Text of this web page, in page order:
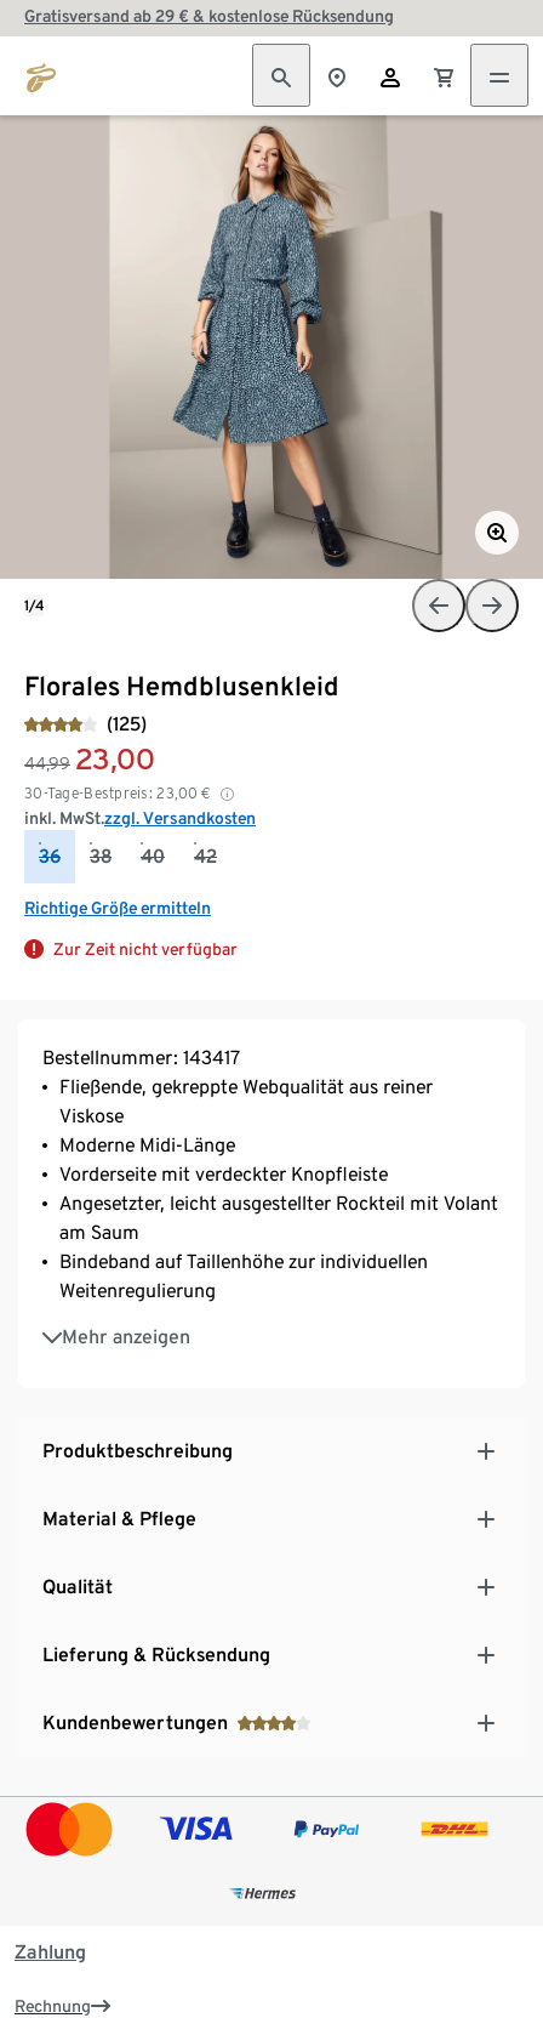
Gratisversand ab 29 € & kostenlose Rücksendung
Florales Hemdblusenkleid
(125)
44,99 23,00
30-Tage-Bestpreis: 23,00 €
inkl. MwSt.zzgl. Versandkosten
36 38 40 42
Richtige Größe ermitteln
Zur Zeit nicht verfügbar
1/4
Bestellnummer: 143417
Fließende, gekreppte Webqualität aus reiner
Viskose
Moderne Midi-Länge
Vorderseite mit verdeckter Knopfleiste
Angesetzter, leicht ausgestellter Rockteil mit Volant
am Saum
Bindeband auf Taillenhöhe zur individuellen
Weitenregulierung
Mehr anzeigen
Voluminöser Ärmel mit elastischem Abschluss
Oben Bluse, unten Kleid – stilvoller Allrounder mit
Produktbeschreibung
Material & Pflege
Qualität
Lieferung & Rücksendung
Kundenbewertungen
Zahlung
Rechnung